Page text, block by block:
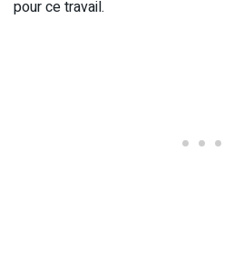
pour ce travail.